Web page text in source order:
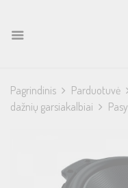
Pagrindinis Parduotuvė
dažnių garsiakalbiai